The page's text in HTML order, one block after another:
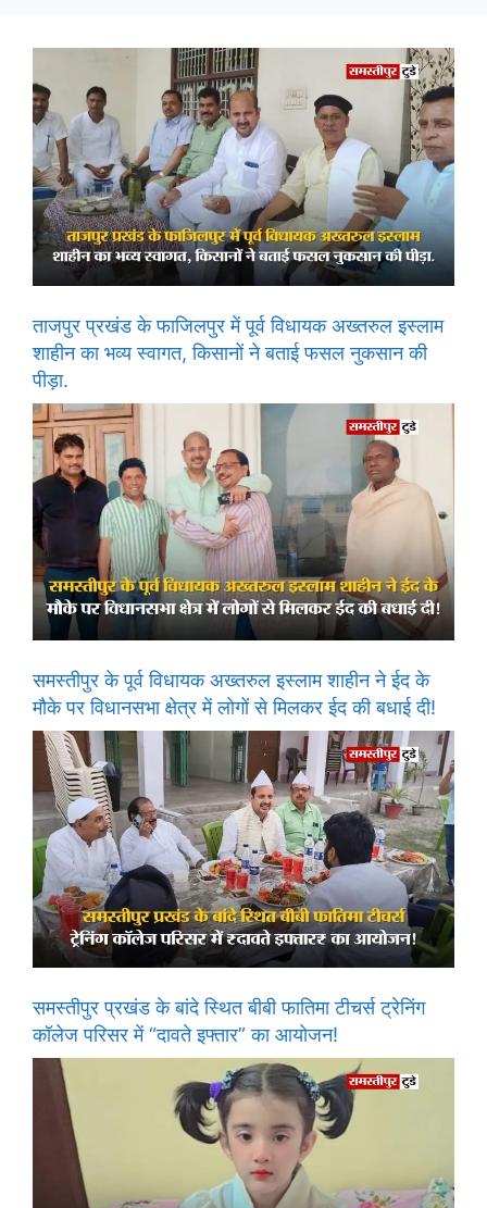
ताजपुर प्रखंड के फाजिलपुर में पूर्व विधायक अख्तरुल इस्लाम
शाहीन का भव्य स्वागत, किसानों ने बताई फसल नुकसान की
पीड़ा.
समस्तीपुर के पूर्व विधायक अख्तरुल इस्लाम शाहीन ने ईद के
मौके पर विधानसभा क्षेत्र में लोगों से मिलकर ईद की बधाई दी!
समस्तीपुर प्रखंड के बांदे स्थित बीबी फातिमा टीचर्स ट्रेनिंग
कॉलेज परिसर में “दावते इफ्तार” का आयोजन!